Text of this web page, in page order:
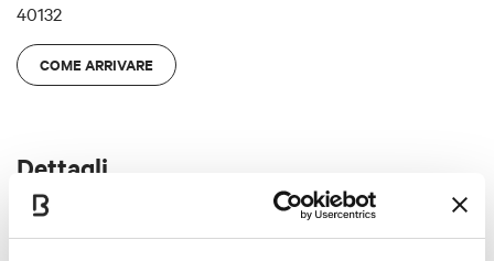
40132
COME ARRIVARE
Dettagli
Servizi